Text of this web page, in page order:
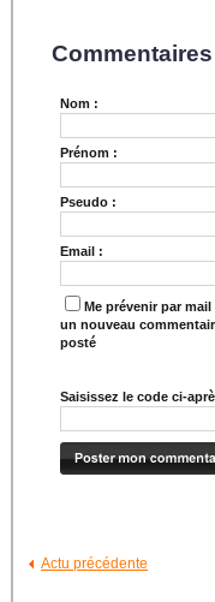
Commentaires
Nom :
Prénom :
Pseudo :
Email :
Me prévenir par mail
un nouveau
posté
Saisissez le code ci-
Actu précédente